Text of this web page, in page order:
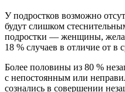
У подростков возможно
будут слишком
подростки — женщины,
18 % случаев в отличие от
Более половины из 80 %
с непостоянным или
сознались в совершении